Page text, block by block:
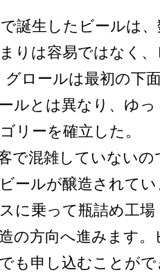
誕生­したビールは
りは容易ではな­く
グロールは最初の下­
ルとは異なり、ゆ
リーを確立した。
で混雑し­ていない
ールが醸造されて­
に乗って瓶詰め工
の方向へ進みます
も申し込むことが